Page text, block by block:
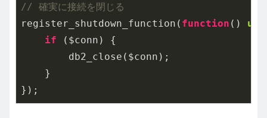
// 確実に接続を閉じる
register_shutdown_function( function ()
use
if ($conn) {
        db2_close($conn);
    }
});